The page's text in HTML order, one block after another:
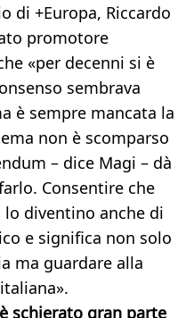
di +Europa, Riccardo
promotore
«per decenni si è
sembrava
è sempre mancata la
non è scomparso
– dice Magi – dà
Consentire che
diventino anche di
e significa non solo
ma guardare alla
schierato gran parte